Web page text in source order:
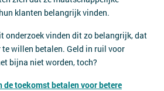
klanten belangrijk vinden.
onderzoek vinden dit zo belangrijk, dat
willen betalen. Geld in ruil voor
bijna niet worden, toch?
de toekomst betalen voor betere